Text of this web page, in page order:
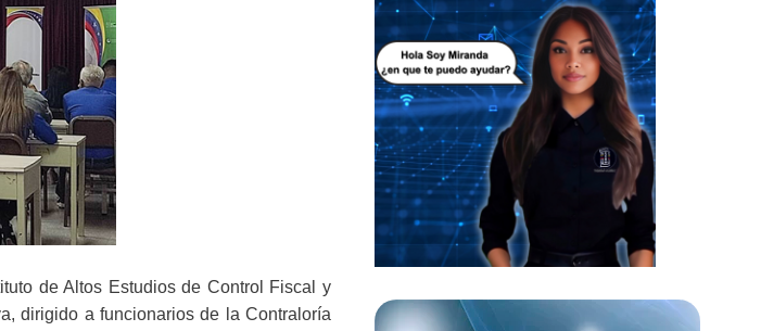
de Altos Estudios de Control Fiscal y
dirigido a funcionarios de la Contraloría